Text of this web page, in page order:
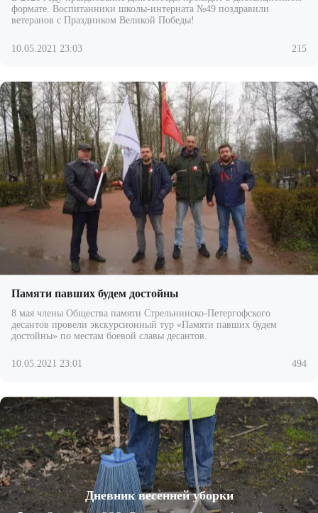
формате. Воспитанники школы-интерната №49 поздравили
ветеранов с Праздником Великой Победы!
10.05.2021 23:03 215
Памяти павших будем достойны
8 мая члены Общества памяти Стрельнинско-Петергофского
десантов провели экскурсионный тур «Памяти павших будем
достойны» по местам боевой славы десантов.
10.05.2021 23:01 494
Дневник весенней уборки